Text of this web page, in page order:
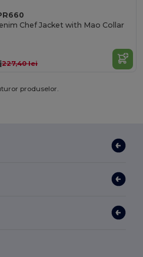
Chef Jacket with Mao Collar
227,40 lei
produselor.